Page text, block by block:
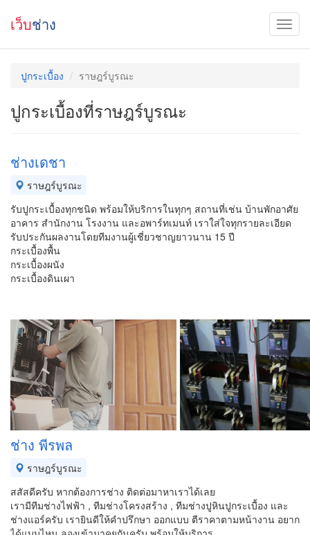
เว็บช่าง
ปูกระเบื้อง ราษฎร์บูรณะ
ปูกระเบื้องที่ราษฎร์บูรณะ
ช่างเดชา
ราษฎร์บูรณะ
รับปูกระเบื้องทุกชนิด พร้อมให้บริการในทุกๆ สถานที่เช่น บ้านพักอาศัย
อาคาร สำนักงาน โรงงาน และอพาร์ทเมนท์ เราใส่ใจทุกรายละเอียด
รับประกันผลงานโดยทีมงานผู้เชี่ยวชาญยาวนาน 15 ปี
กระเบื้องพื้น
กระเบื้องผนัง
กระเบื้องดินเผา
ช่าง พีรพล
ราษฎร์บูรณะ
สสัสดีครับ หากต้องการช่าง ติดต่อมาหาเราได้เลย
เรามีทีมช่างไฟฟ้า , ทีมช่างโครงสร้าง , ทีมช่างปูหินปูกระเบื้อง และ
ช่างแอร์ครับ เรายินดีให้คำปรึกษา ออกแบบ ตีราคาตามหน้างาน อยาก